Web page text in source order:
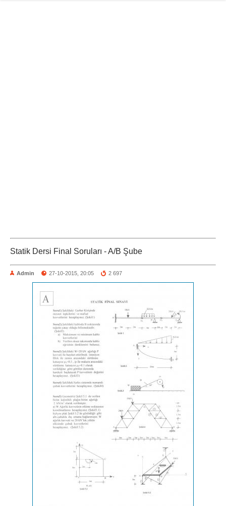
Statik Dersi Final Soruları - A/B Şube
Admin 27-10-2015, 20:05 2 697